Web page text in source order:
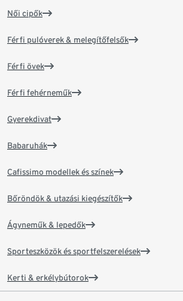
Női cipők
Férfi pulóverek & melegítőfelsők
Férfi övek
Férfi fehérneműk
Gyerekdivat
Babaruhák
Cafissimo modellek és színek
Bőröndök & utazási kiegészítők
Ágyneműk & lepedők
Sporteszközök és sportfelszerelések
Kerti & erkélybútorok